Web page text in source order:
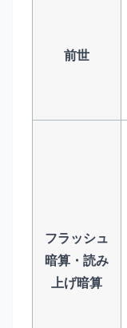
前世
フラッシュ
暗算・読み
上げ暗算